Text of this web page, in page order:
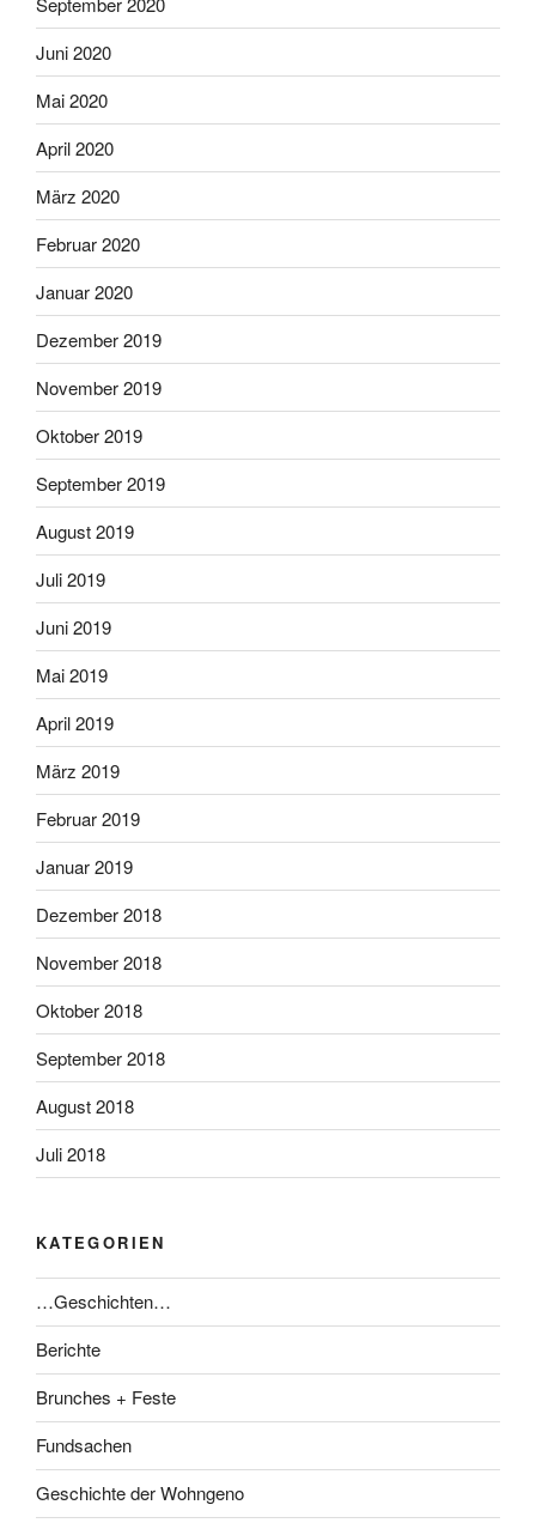
Juni 2020
Mai 2020
April 2020
März 2020
Februar 2020
Januar 2020
Dezember 2019
November 2019
Oktober 2019
September 2019
August 2019
Juli 2019
Juni 2019
Mai 2019
April 2019
März 2019
Februar 2019
Januar 2019
Dezember 2018
November 2018
Oktober 2018
September 2018
August 2018
Juli 2018
KATEGORIEN
…Geschichten…
Berichte
Brunches + Feste
Fundsachen
Geschichte der Wohngeno